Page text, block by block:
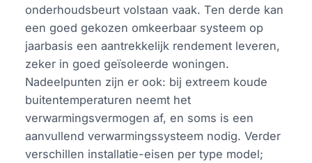
onderhoudsbeurt volstaan vaak. Ten derde kan
een goed gekozen omkeerbaar systeem op
jaarbasis een aantrekkelijk rendement leveren,
zeker in goed geïsoleerde woningen.
Nadeelpunten zijn er ook: bij extreem koude
buitentemperaturen neemt het
verwarmingsvermogen af, en soms is een
aanvullend verwarmingssysteem nodig. Verder
verschillen installatie-eisen per type model;